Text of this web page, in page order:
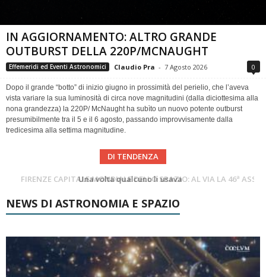
IN AGGIORNAMENTO: ALTRO GRANDE
OUTBURST DELLA 220P/MCNAUGHT
Effemeridi ed Eventi Astronomici Claudio Pra - 7 Agosto 2026 0
Dopo il grande “botto” di inizio giugno in prossimità del perielio, che l’aveva
vista variare la sua luminosità di circa nove magnitudini (dalla diciottesima alla
nona grandezza) la 220P/ McNaught ha subìto un nuovo potente outburst
presumibilmente tra il 5 e il 6 agosto, passando improvvisamente dalla
tredicesima alla settima magnitudine.
DI TENDENZA
FIRENZE CAPITALE MONDIALE DELLO SPAZIO: AL VIA LA 46ª ASSEMBLEA SCIENTIFICA DEL COSPAR
Cielo del Mese di Agosto 2026
NEWS DI ASTRONOMIA E SPAZIO